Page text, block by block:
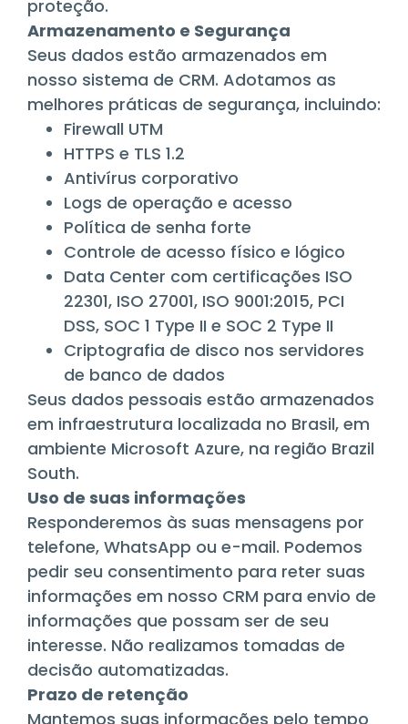
proteção.
Armazenamento e Segurança
Seus dados estão armazenados em
nosso sistema de CRM. Adotamos as
melhores práticas de segurança, incluindo:
Firewall UTM
HTTPS e TLS 1.2
Antivírus corporativo
Logs de operação e acesso
Política de senha forte
Controle de acesso físico e lógico
Data Center com certificações ISO
22301, ISO 27001, ISO 9001:2015, PCI
DSS, SOC 1 Type II e SOC 2 Type II
Criptografia de disco nos servidores
de banco de dados
Seus dados pessoais estão armazenados
em infraestrutura localizada no Brasil, em
ambiente Microsoft Azure, na região Brazil
South.
Uso de suas informações
Responderemos às suas mensagens por
telefone, WhatsApp ou e-mail. Podemos
pedir seu consentimento para reter suas
informações em nosso CRM para envio de
informações que possam ser de seu
interesse. Não realizamos tomadas de
decisão automatizadas.
Prazo de retenção
Mantemos suas informações pelo tempo